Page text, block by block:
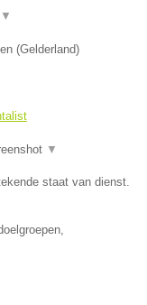
▼
(Gelderland)
▼
staat van dienst.